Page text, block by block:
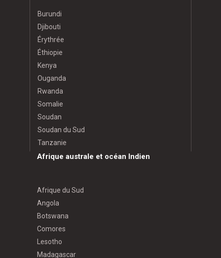
Burundi
Djibouti
Érythrée
Éthiopie
Kenya
Ouganda
Rwanda
Somalie
Soudan
Soudan du Sud
Tanzanie
Afrique australe et océan Indien
Afrique du Sud
Angola
Botswana
Comores
Lesotho
Madagascar